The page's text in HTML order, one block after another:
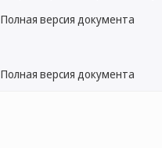
Полная версия документа
Полная версия документа